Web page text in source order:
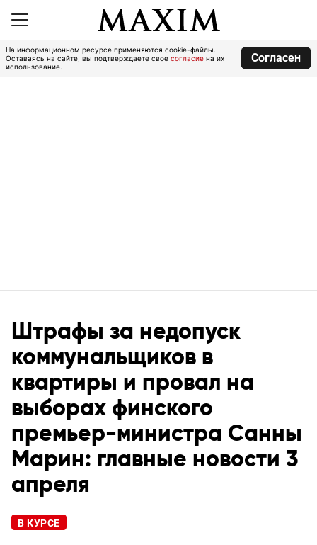
На информационном ресурсе применяются cookie-файлы.
Оставаясь на сайте, вы подтверждаете свое согласие на их
использование.
Согласен
Штрафы за недопуск
коммунальщиков в
квартиры и провал на
выборах финского
премьер-министра Санны
Марин: главные новости 3
апреля
В КУРСЕ